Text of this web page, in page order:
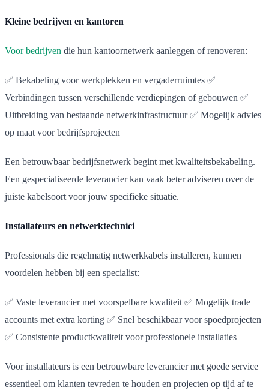
Kleine bedrijven en kantoren
Voor bedrijven die hun kantoornetwerk aanleggen of renoveren:
✅ Bekabeling voor werkplekken en vergaderruimtes ✅
Verbindingen tussen verschillende verdiepingen of gebouwen ✅
Uitbreiding van bestaande netwerkinfrastructuur ✅ Mogelijk advies
op maat voor bedrijfsprojecten
Een betrouwbaar bedrijfsnetwerk begint met kwaliteitsbekabeling.
Een gespecialiseerde leverancier kan vaak beter adviseren over de
juiste kabelsoort voor jouw specifieke situatie.
Installateurs en netwerktechnici
Professionals die regelmatig netwerkkabels installeren, kunnen
voordelen hebben bij een specialist:
✅ Vaste leverancier met voorspelbare kwaliteit ✅ Mogelijk trade
accounts met extra korting ✅ Snel beschikbaar voor spoedprojecten
✅ Consistente productkwaliteit voor professionele installaties
Voor installateurs is een betrouwbare leverancier met goede service
essentieel om klanten tevreden te houden en projecten op tijd af te